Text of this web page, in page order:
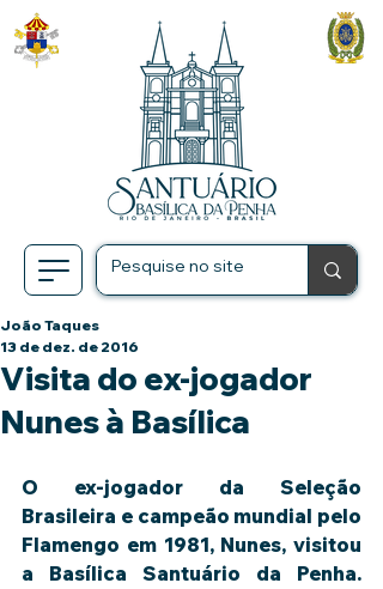
Visita do ex-jogador
Nunes à Basílica
João Taques
13 de dez. de 2016
O ex-jogador da Seleção
Brasileira e campeão mundial pelo
Flamengo em 1981, Nunes, visitou
a Basílica Santuário da Penha.